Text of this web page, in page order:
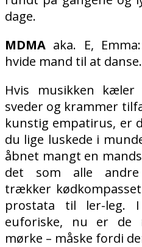
dage.
MDMA aka. E,
hvide mand til at
Hvis musikken
sveder og krammer
kunstig empatirus, er
du lige luskede i
åbnet mangt en
det som alle andre
trækker
prostata til ler-leg.
euforiske, nu er de
mørke – måske fordi